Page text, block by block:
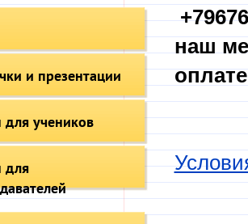
и презентации
учеников
для
наш